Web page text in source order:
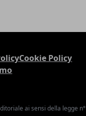
Cookie Policy
ai sensi della legge n°